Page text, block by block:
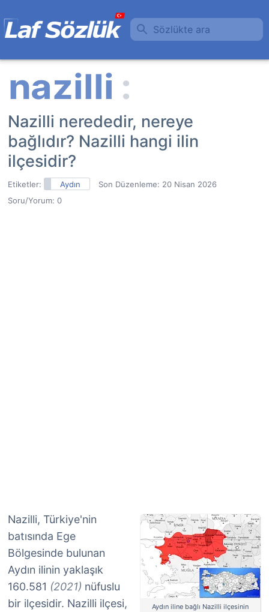
Sözlükte ara
Nazilli nerededir, nereye
bağlıdır? Nazilli hangi ilin
ilçesidir?
Etiketler: Aydın Son Düzenleme: 20 Nisan 2026
Soru/Yorum: 0
Aydın iline bağlı Nazilli ilçesinin
Nazilli, Türkiye'nin
batısında Ege
Bölgesinde bulunan
Aydın ilinin yaklaşık
160.581 (2021) nüfuslu
bir ilçesidir. Nazilli ilçesi,